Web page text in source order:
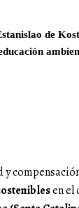
de
y
en el